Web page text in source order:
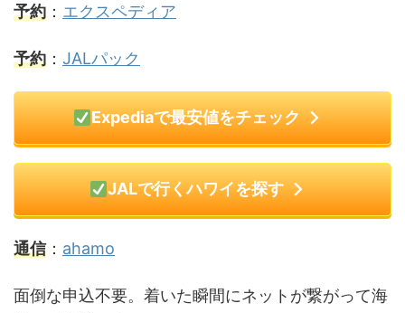
予約 ： エクスペディア
予約 ： JALパック
Expediaで最安値をチェック
JALで行くハワイを探す
通信： ahamo
面倒な申込不要。着いた瞬間にネットが繋がって海